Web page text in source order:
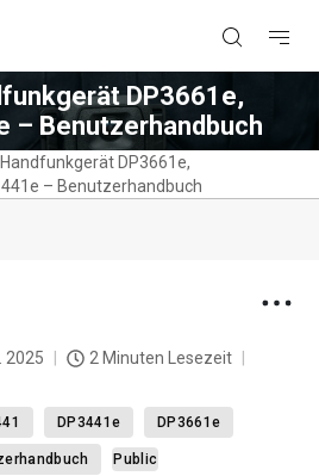
DP3661e,
– Benutzerhandbuch
DP3661e,
– Benutzerhandbuch
2025
2 Minuten Lesezeit
DP3441e DP3661e
Public